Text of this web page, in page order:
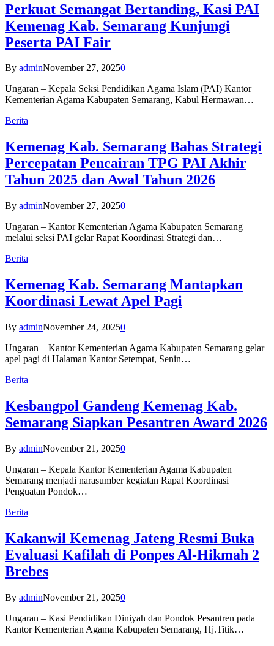
Perkuat Semangat Bertanding, Kasi PAI
Kemenag Kab. Semarang Kunjungi
Peserta PAI Fair
By adminNovember 27, 20250
Ungaran – Kepala Seksi Pendidikan Agama Islam (PAI) Kantor
Kementerian Agama Kabupaten Semarang, Kabul Hermawan…
Berita
Kemenag Kab. Semarang Bahas Strategi
Percepatan Pencairan TPG PAI Akhir
Tahun 2025 dan Awal Tahun 2026
By adminNovember 27, 20250
Ungaran – Kantor Kementerian Agama Kabupaten Semarang
melalui seksi PAI gelar Rapat Koordinasi Strategi dan…
Berita
Kemenag Kab. Semarang Mantapkan
Koordinasi Lewat Apel Pagi
By adminNovember 24, 20250
Ungaran – Kantor Kementerian Agama Kabupaten Semarang gelar
apel pagi di Halaman Kantor Setempat, Senin…
Berita
Kesbangpol Gandeng Kemenag Kab.
Semarang Siapkan Pesantren Award 2026
By adminNovember 21, 20250
Ungaran – Kepala Kantor Kementerian Agama Kabupaten
Semarang menjadi narasumber kegiatan Rapat Koordinasi
Penguatan Pondok…
Berita
Kakanwil Kemenag Jateng Resmi Buka
Evaluasi Kafilah di Ponpes Al-Hikmah 2
Brebes
By adminNovember 21, 20250
Ungaran – Kasi Pendidikan Diniyah dan Pondok Pesantren pada
Kantor Kementerian Agama Kabupaten Semarang, Hj.Titik…